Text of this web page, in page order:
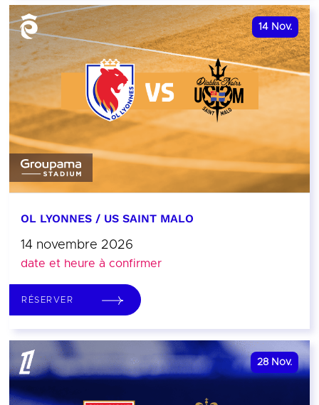
14 Nov.
OL LYONNES / US SAINT MALO
14 novembre 2026
date et heure à confirmer
RÉSERVER
28 Nov.